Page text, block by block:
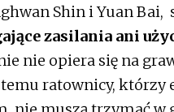
Shin i Yuan
zasilania ani
nie opiera się na
ratownicy, którzy